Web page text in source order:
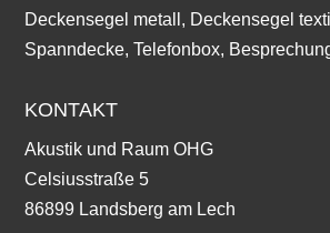
Deckensegel metall, Deckensegel
Spanndecke, Telefonbox,
KONTAKT
Akustik und Raum OHG
Celsiusstraße 5
86899 Landsberg am Lech